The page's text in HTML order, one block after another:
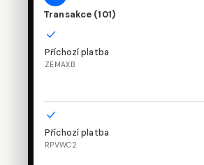
Transakce (101)
Příchozí platba
ZEMAXB
Příchozí platba
RPVWC2